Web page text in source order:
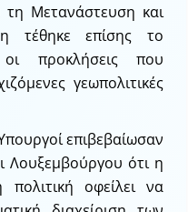
Μετανάστευση και
τέθηκε επίσης το
προκλήσεις που
γεωπολιτικές
επιβεβαίωσαν
Λουξεμβούργου ότι η
πολιτική οφείλει να